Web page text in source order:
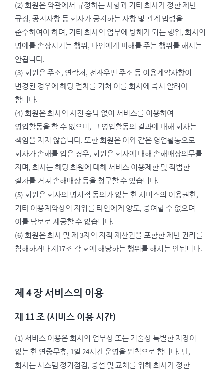
(2) 회원은 약관에서 규정하는 사항과 기타 회사가 정한 제반
규정, 공지사항 등 회사가 공지하는 사항 및 관계 법령을
준수하여야 하며, 기타 회사의 업무에 방해가 되는 행위, 회사의
명예를 손상시키는 행위, 타인에게 피해를 주는 행위를 해서는
안됩니다.
(3) 회원은 주소, 연락처, 전자우편 주소 등 이용계약사항이
변경된 경우에 해당 절차를 거쳐 이를 회사에 즉시 알려야
합니다.
(4) 회원은 회사의 사전 승낙 없이 서비스를 이용하여
영업활동을 할 수 없으며, 그 영업활동의 결과에 대해 회사는
책임을 지지 않습니다. 또한 회원은 이와 같은 영업활동으로
회사가 손해를 입은 경우, 회원은 회사에 대해 손해배상의무를
지며, 회사는 해당 회원에 대해 서비스 이용제한 및 적법한
절차를 거쳐 손해배상 등을 청구할 수 있습니다.
(5) 회원은 회사의 명시적 동의가 없는 한 서비스의 이용권한,
기타 이용계약상의 지위를 타인에게 양도, 증여할 수 없으며
이를 담보로 제공할 수 없습니다.
(6) 회원은 회사 및 제 3자의 지적 재산권을 포함한 제반 권리를
침해하거나 제17조 각 호에 해당하는 행위를 해서는 안됩니다.
제 4 장 서비스의 이용
제 11 조 (서비스 이용 시간)
(1) 서비스 이용은 회사의 업무상 또는 기술상 특별한 지장이
없는 한 연중무휴, 1일 24시간 운영을 원칙으로 합니다. 단,
회사는 시스템 정기점검, 증설 및 교체를 위해 회사가 정한